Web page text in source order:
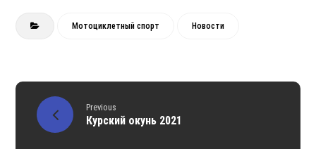
Мотоциклетный спорт Новости
Previous
Курский окунь 2021